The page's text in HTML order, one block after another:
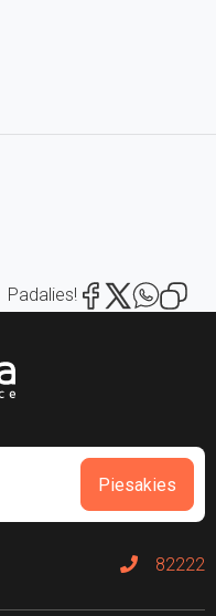
Padalies!
Piesakies
82222